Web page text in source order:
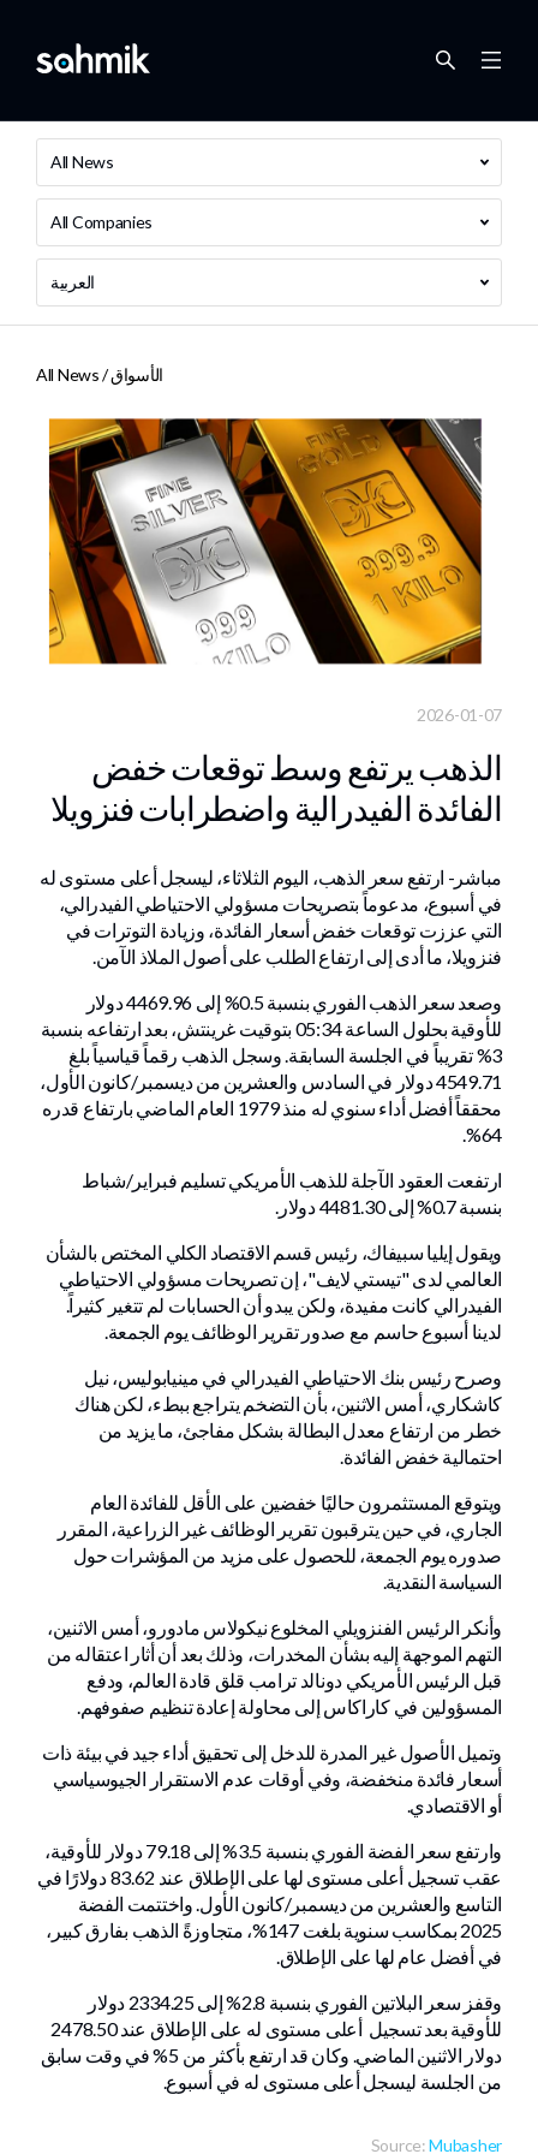
All News
All Companies
العربية
All News /الأسواق
2026-01-07
الذهب يرتفع وسط توقعات خفض
الفائدة الفيدرالية واضطرابات فنزويلا
مباشر- ارتفع سعر الذهب، اليوم الثلاثاء، ليسجل أعلى مستوى له
في أسبوع، مدعوماً بتصريحات مسؤولي الاحتياطي الفيدرالي،
التي عززت توقعات خفض أسعار الفائدة، وزيادة التوترات في
فنزويلا، ما أدى إلى ارتفاع الطلب على أصول الملاذ الآمن.
وصعد سعر الذهب الفوري بنسبة 0.5% إلى 4469.96 دولار
للأوقية بحلول الساعة 05:34 بتوقيت غرينتش، بعد ارتفاعه بنسبة
3% تقريباً في الجلسة السابقة. وسجل الذهب رقماً قياسياً بلغ
4549.71 دولار في السادس والعشرين من ديسمبر/كانون الأول،
محققاً أفضل أداء سنوي له منذ 1979 العام الماضي بارتفاع قدره
64%.
ارتفعت العقود الآجلة للذهب الأمريكي تسليم فبراير/شباط
بنسبة 0.7% إلى 4481.30 دولار.
ويقول إيليا سبيفاك، رئيس قسم الاقتصاد الكلي المختص بالشأن
العالمي لدى "تيستي لايف"، إن تصريحات مسؤولي الاحتياطي
الفيدرالي كانت مفيدة، ولكن يبدو أن الحسابات لم تتغير كثيراً.
لدينا أسبوع حاسم مع صدور تقرير الوظائف يوم الجمعة.
وصرح رئيس بنك الاحتياطي الفيدرالي في مينيابوليس، نيل
كاشكاري، أمس الاثنين، بأن التضخم يتراجع ببطء، لكن هناك
خطر من ارتفاع معدل البطالة بشكل مفاجئ، ما يزيد من
احتمالية خفض الفائدة.
ويتوقع المستثمرون حاليًا خفضين على الأقل للفائدة العام
الجاري، في حين يترقبون تقرير الوظائف غير الزراعية، المقرر
صدوره يوم الجمعة، للحصول على مزيد من المؤشرات حول
السياسة النقدية.
وأنكر الرئيس الفنزويلي المخلوع نيكولاس مادورو، أمس الاثنين،
التهم الموجهة إليه بشأن المخدرات، وذلك بعد أن أثار اعتقاله من
قبل الرئيس الأمريكي دونالد ترامب قلق قادة العالم، ودفع
المسؤولين في كاراكاس إلى محاولة إعادة تنظيم صفوفهم.
وتميل الأصول غير المدرة للدخل إلى تحقيق أداء جيد في بيئة ذات
أسعار فائدة منخفضة، وفي أوقات عدم الاستقرار الجيوسياسي
أو الاقتصادي.
وارتفع سعر الفضة الفوري بنسبة 3.5% إلى 79.18 دولار للأوقية،
عقب تسجيل أعلى مستوى لها على الإطلاق عند 83.62 دولارًا في
التاسع والعشرين من ديسمبر/كانون الأول. واختتمت الفضة
2025 بمكاسب سنوية بلغت 147%، متجاوزةً الذهب بفارق كبير،
في أفضل عام لها على الإطلاق.
وقفز سعر البلاتين الفوري بنسبة 2.8% إلى 2334.25 دولار
للأوقية بعد تسجيل أعلى مستوى له على الإطلاق عند 2478.50
دولار الاثنين الماضي. وكان قد ارتفع بأكثر من 5% في وقت سابق
من الجلسة ليسجل أعلى مستوى له في أسبوع.
Source:Mubasher